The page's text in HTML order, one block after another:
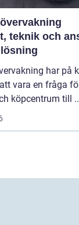
teknik och
har på
vara en fråga
köpcentrum till